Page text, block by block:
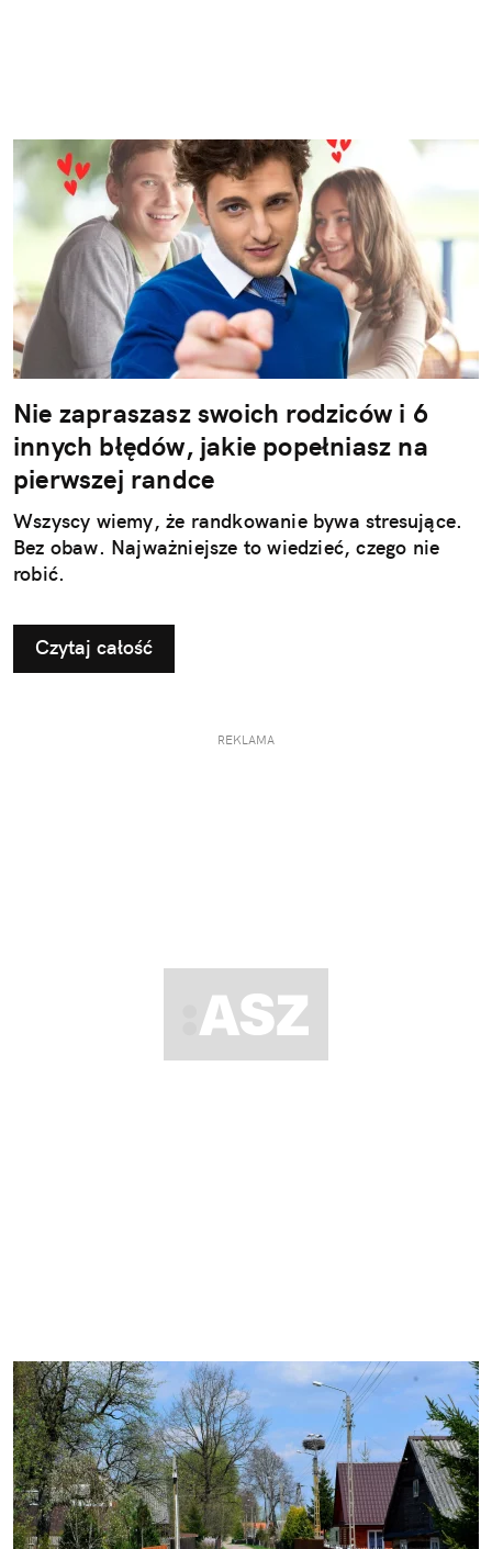
Nie zapraszasz swoich rodziców i 6
innych błędów, jakie popełniasz na
pierwszej randce
Wszyscy wiemy, że randkowanie bywa stresujące.
Bez obaw. Najważniejsze to wiedzieć, czego nie
robić.
Czytaj całość
REKLAMA